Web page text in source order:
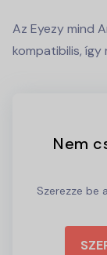
Az Eyezy mind
kompatibilis, így
Nem
Szerezze be